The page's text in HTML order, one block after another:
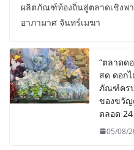
ผลิตภัณฑ์ท้องถิ่นสู่ตลาดเชิงพ
อาภามาศ จันทร์เมฆา
“ตลาดด
สด ดอก
ภัณฑ์ครบ
ของขวัญ
ตลอด
05/08/